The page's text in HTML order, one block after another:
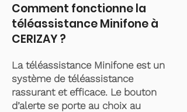
Comment fonctionne la
téléassistance Minifone à
CERIZAY ?
La téléassistance Minifone est un
système de téléassistance
rassurant et efficace. Le bouton
d’alerte se porte au choix au